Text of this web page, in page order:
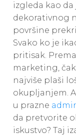
izgleda kao
dekorativnog
površine
Svako ko je
pritisak.
marketing,
najviše plaši
okupljanjem.
u prazne
da pretvorite
iskustvo? Taj